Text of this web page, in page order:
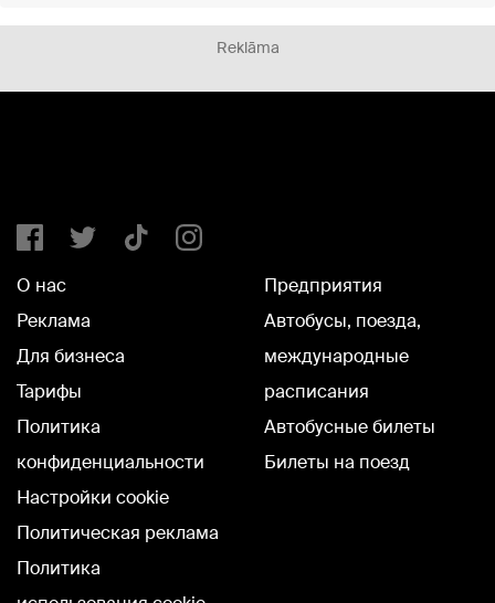
Reklāma
О нас
Реклама
Для бизнеса
Тарифы
Политика
конфиденциальности
Настройки cookie
Политическая реклама
Политика
Предприятия
Автобусы, поезда,
международные
расписания
Автобусные билеты
Билеты на поезд